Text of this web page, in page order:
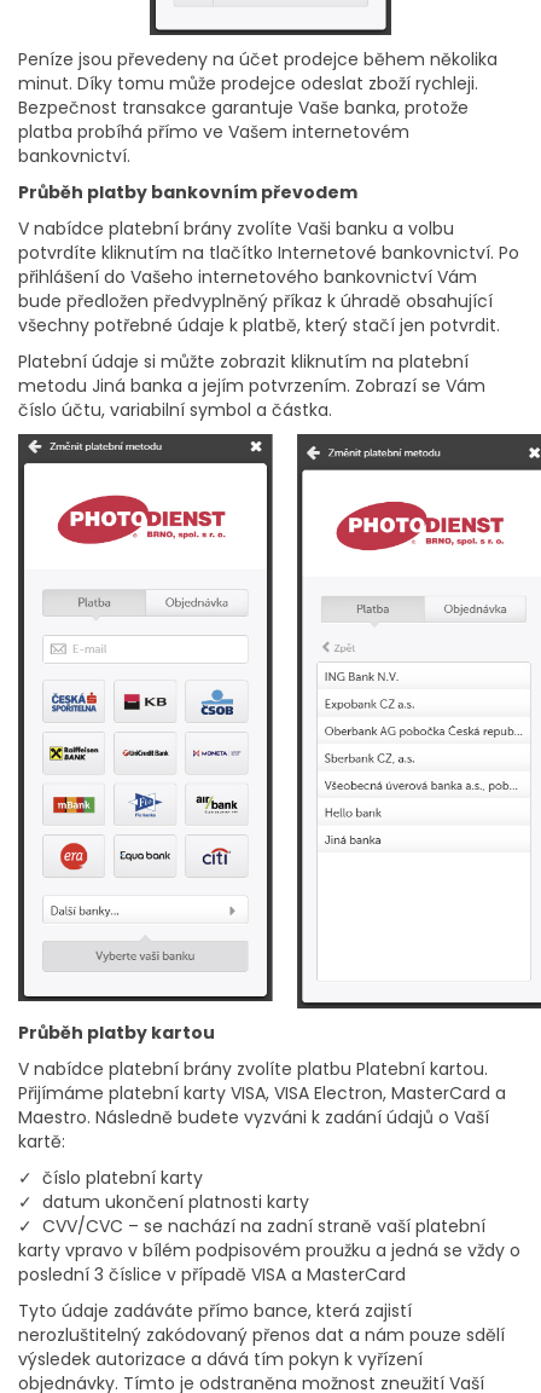
Peníze jsou převedeny na účet prodejce během několika
minut. Díky tomu může prodejce odeslat zboží rychleji.
Bezpečnost transakce garantuje Vaše banka, protože
platba probíhá přímo ve Vašem internetovém
bankovnictví.
Průběh platby bankovním převodem
V nabídce platební brány zvolíte Vaši banku a volbu
potvrdíte kliknutím na tlačítko Internetové bankovnictví. Po
přihlášení do Vašeho internetového bankovnictví Vám
bude předložen předvyplněný příkaz k úhradě obsahující
všechny potřebné údaje k platbě, který stačí jen potvrdit.
Platební údaje si můžte zobrazit kliknutím na platební
metodu Jiná banka a jejím potvrzením. Zobrazí se Vám
číslo účtu, variabilní symbol a částka.
Průběh platby kartou
V nabídce platební brány zvolíte platbu Platební kartou.
Přijímáme platební karty VISA, VISA Electron, MasterCard a
Maestro. Následně budete vyzváni k zadání údajů o Vaší
kartě:
✓ číslo platební karty
✓ datum ukončení platnosti karty
✓ CVV/CVC – se nachází na zadní straně vaší platební
karty vpravo v bílém podpisovém proužku a jedná se vždy o
poslední 3 číslice v případě VISA a MasterCard
Tyto údaje zadáváte přímo bance, která zajistí
nerozluštitelný zakódovaný přenos dat a nám pouze sdělí
výsledek autorizace a dává tím pokyn k vyřízení
objednávky. Tímto je odstraněna možnost zneužití Vaší